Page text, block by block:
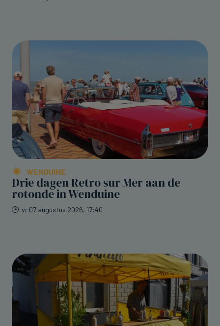
WENDUINE
Drie dagen Retro sur Mer aan de
rotonde in Wenduine
vr 07 augustus 2026, 17:40